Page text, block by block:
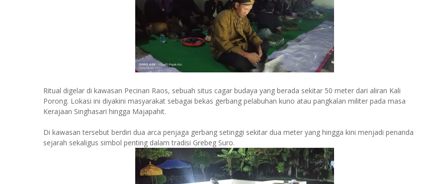
Ritual digelar di kawasan Pecinan Raos, sebuah situs cagar budaya yang berada sekitar 50 meter dari aliran Kali
Porong. Lokasi ini diyakini masyarakat sebagai bekas gerbang pelabuhan kuno atau pangkalan militer pada masa
Kerajaan Singhasari hingga Majapahit.
Di kawasan tersebut berdiri dua arca penjaga gerbang setinggi sekitar dua meter yang hingga kini menjadi penanda
sejarah sekaligus simbol penting dalam tradisi Grebeg Suro.